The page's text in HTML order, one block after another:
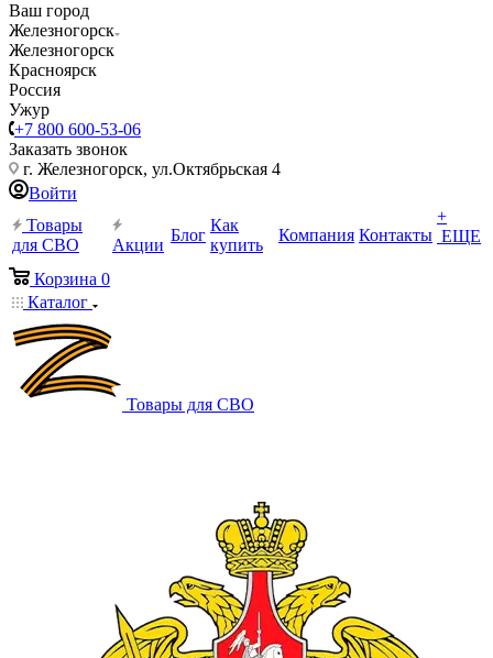
Ваш город
Железногорск
Железногорск
Красноярск
Россия
Ужур
+7 800 600-53-06
Заказать звонок
г. Железногорск, ул.Октябрьская 4
Войти
Товары
для СВО
Акции
Блог
Как
купить
Компания Контакты
+
ЕЩЕ
Корзина 0
Каталог
Товары для СВО